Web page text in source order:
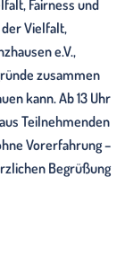
Fairness und
Vielfalt,
e.V.,
zusammen
kann. Ab 13 Uhr
Teilnehmenden
Vorerfahrung –
Begrüßung